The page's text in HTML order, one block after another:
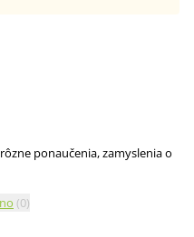
ponaučenia, zamyslenia o
(0)